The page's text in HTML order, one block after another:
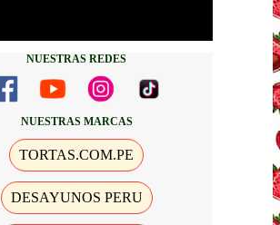
NUESTRAS REDES
NUESTRAS MARCAS
TORTAS.COM.PE
DESAYUNOS PERU